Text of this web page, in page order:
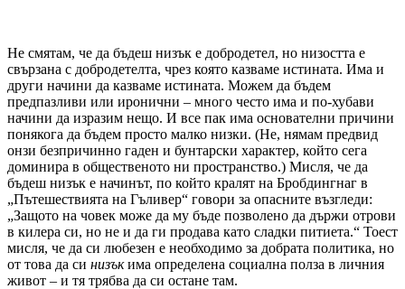
Не смятам, че да бъдеш низък е добродетел, но низостта е
свързана с добродетелта, чрез която казваме истината. Има и
други начини да казваме истината. Можем да бъдем
предпазливи или иронични – много често има и по-хубави
начини да изразим нещо. И все пак има основателни причини
понякога да бъдем просто малко низки. (Не, нямам предвид
онзи безпричинно гаден и бунтарски характер, който сега
доминира в общественото ни пространство.) Мисля, че да
бъдеш низък е начинът, по който кралят на Бробдингнаг в
„Пътешествията на Гъливер“ говори за опасните възгледи:
„Защото на човек може да му бъде позволено да държи отрови
в килера си, но не и да ги продава като сладки питиета.“ Тоест
мисля, че да си любезен е необходимо за добрата политика, но
от това да си низъкима определена социална полза в личния
живот – и тя трябва да си остане там.